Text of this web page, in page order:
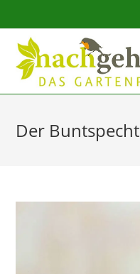
Sidebar-
Inhalt
Der Buntspecht